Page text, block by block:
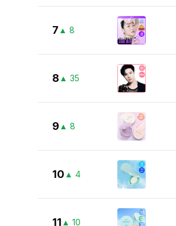
7 ▲ 8
8 ▲ 35
9 ▲ 8
10 ▲ 4
11 ▲ 10